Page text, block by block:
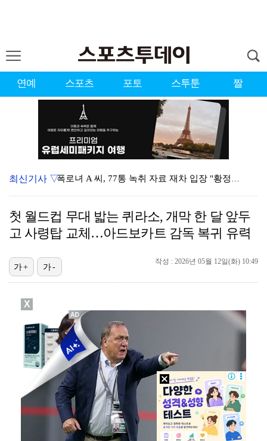
연예 스포츠 포토 스투툰 짤
폭로녀 A 씨, 77통 녹취 자료 재차 입장 "황정민은…
'이상준쇼' PD "LA 공연 비판 겸허히 수용, 허위…
아이들 미연, 첫 日 디지털 싱글 '런어웨이' 발매…청…
[ST포토] 키키 지유, 포인트 안무로 매력발산
[ST포토] 키키 지유, '꽃보다 예쁨'
[ST포토] 지유, 키키 리더 미모는 이정도!
최신기사 ▽
첫 월드컵 무대 밟는 퀴라소, 개막 한 달 앞두
고 사령탑 교체…아드보카트 감독 복귀 유력
작성 : 2026년 05월 12일(화) 10:49
가+ 가-
X